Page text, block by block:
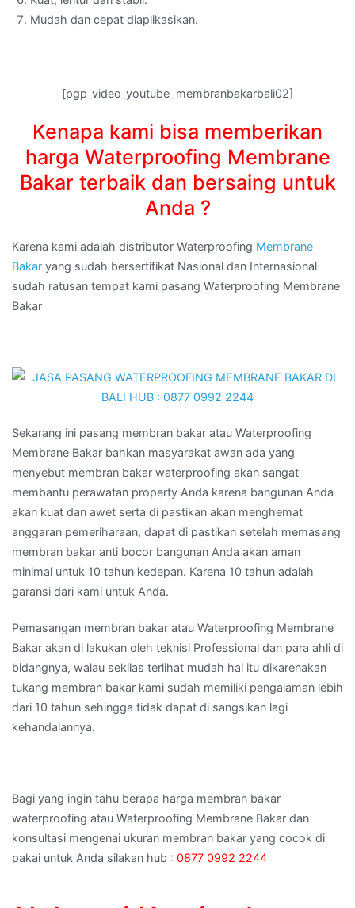
Mudah dan cepat diaplikasikan.
[pgp_video_youtube_membranbakarbali02]
Kenapa kami bisa memberikan
harga Waterproofing Membrane
Bakar terbaik dan bersaing untuk
Anda ?
Karena kami adalah distributor Waterproofing Membrane
Bakar yang sudah bersertifikat Nasional dan Internasional
sudah ratusan tempat kami pasang Waterproofing Membrane
Bakar
Sekarang ini pasang membran bakar atau Waterproofing
Membrane Bakar bahkan masyarakat awan ada yang
menyebut membran bakar waterproofing akan sangat
membantu perawatan property Anda karena bangunan Anda
akan kuat dan awet serta di pastikan akan menghemat
anggaran pemeriharaan, dapat di pastikan setelah memasang
membran bakar anti bocor bangunan Anda akan aman
minimal untuk 10 tahun kedepan. Karena 10 tahun adalah
garansi dari kami untuk Anda.
Pemasangan membran bakar atau Waterproofing Membrane
Bakar akan di lakukan oleh teknisi Professional dan para ahli di
bidangnya, walau sekilas terlihat mudah hal itu dikarenakan
tukang membran bakar kami sudah memiliki pengalaman lebih
dari 10 tahun sehingga tidak dapat di sangsikan lagi
kehandalannya.
Bagi yang ingin tahu berapa harga membran bakar
waterproofing atau Waterproofing Membrane Bakar dan
konsultasi mengenai ukuran membran bakar yang cocok di
pakai untuk Anda silakan hub : 0877 0992 2244